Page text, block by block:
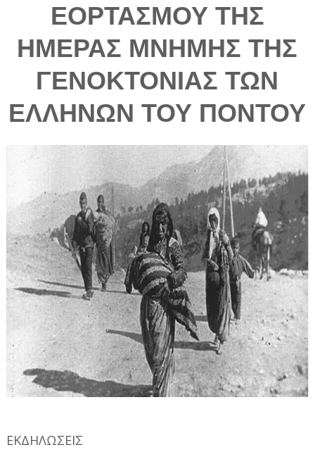
ΕΟΡΤΑΣΜΟΥ ΤΗΣ
ΗΜΕΡΑΣ ΜΝΗΜΗΣ ΤΗΣ
ΓΕΝΟΚΤΟΝΙΑΣ ΤΩΝ
ΕΛΛΗΝΩΝ ΤΟΥ ΠΟΝΤΟΥ
ΕΚΔΗΛΩΣΕΙΣ